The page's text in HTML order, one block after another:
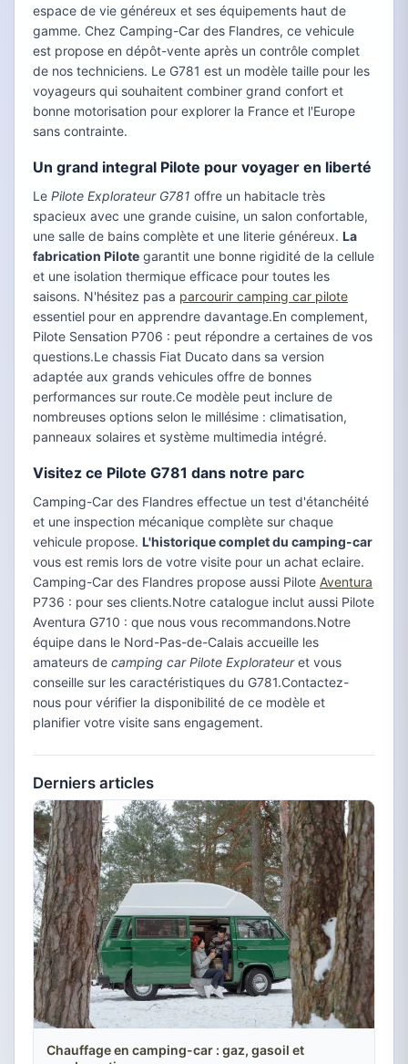
espace de vie généreux et ses équipements haut de
gamme. Chez Camping-Car des Flandres, ce vehicule
est propose en dépôt-vente après un contrôle complet
de nos techniciens. Le G781 est un modèle taille pour les
voyageurs qui souhaitent combiner grand confort et
bonne motorisation pour explorer la France et l'Europe
sans contrainte.
Un grand integral Pilote pour voyager en liberté
Le Pilote Explorateur G781 offre un habitacle très
spacieux avec une grande cuisine, un salon confortable,
une salle de bains complète et une literie généreux. La
fabrication Pilote garantit une bonne rigidité de la cellule
et une isolation thermique efficace pour toutes les
saisons. N'hésitez pas a parcourir camping car pilote
essentiel pour en apprendre davantage.En complement,
Pilote Sensation P706 : peut répondre a certaines de vos
questions.Le chassis Fiat Ducato dans sa version
adaptée aux grands vehicules offre de bonnes
performances sur route.Ce modèle peut inclure de
nombreuses options selon le millésime : climatisation,
panneaux solaires et système multimedia intégré.
Visitez ce Pilote G781 dans notre parc
Camping-Car des Flandres effectue un test d'étanchéité
et une inspection mécanique complète sur chaque
vehicule propose. L'historique complet du camping-car
vous est remis lors de votre visite pour un achat eclaire.
Camping-Car des Flandres propose aussi Pilote Aventura
P736 : pour ses clients.Notre catalogue inclut aussi Pilote
Aventura G710 : que nous vous recommandons.Notre
équipe dans le Nord-Pas-de-Calais accueille les
amateurs de camping car Pilote Explorateuret vous
conseille sur les caractéristiques du G781.Contactez-
nous pour vérifier la disponibilité de ce modèle et
planifier votre visite sans engagement.
Derniers articles
Chauffage en camping-car : gaz, gasoil et